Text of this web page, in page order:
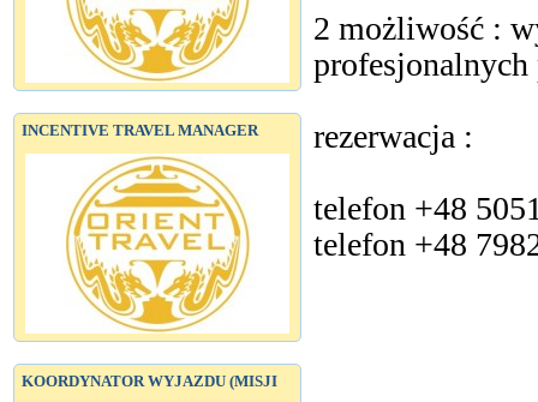
INCENTIVE TRAVEL MANAGER
KOORDYNATOR WYJAZDU (MISJI
2 możliwość :
rezerwacja :
telefon +48
telefon +48